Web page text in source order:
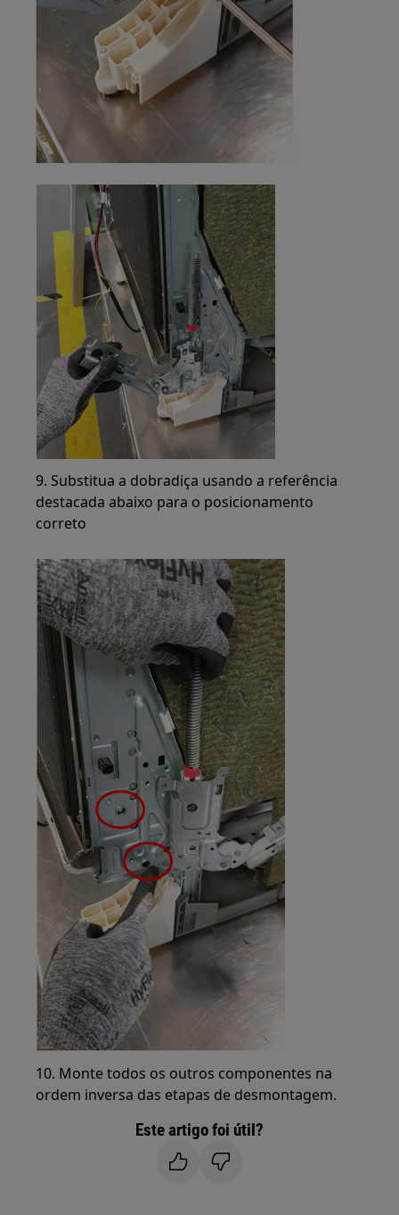
9. Substitua a dobradiça usando a referência
destacada abaixo para o posicionamento
correto
10. Monte todos os outros componentes na
ordem inversa das etapas de desmontagem.
Este artigo foi útil?